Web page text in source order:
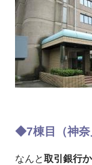
◆7棟目（神奈
なんと取引銀行